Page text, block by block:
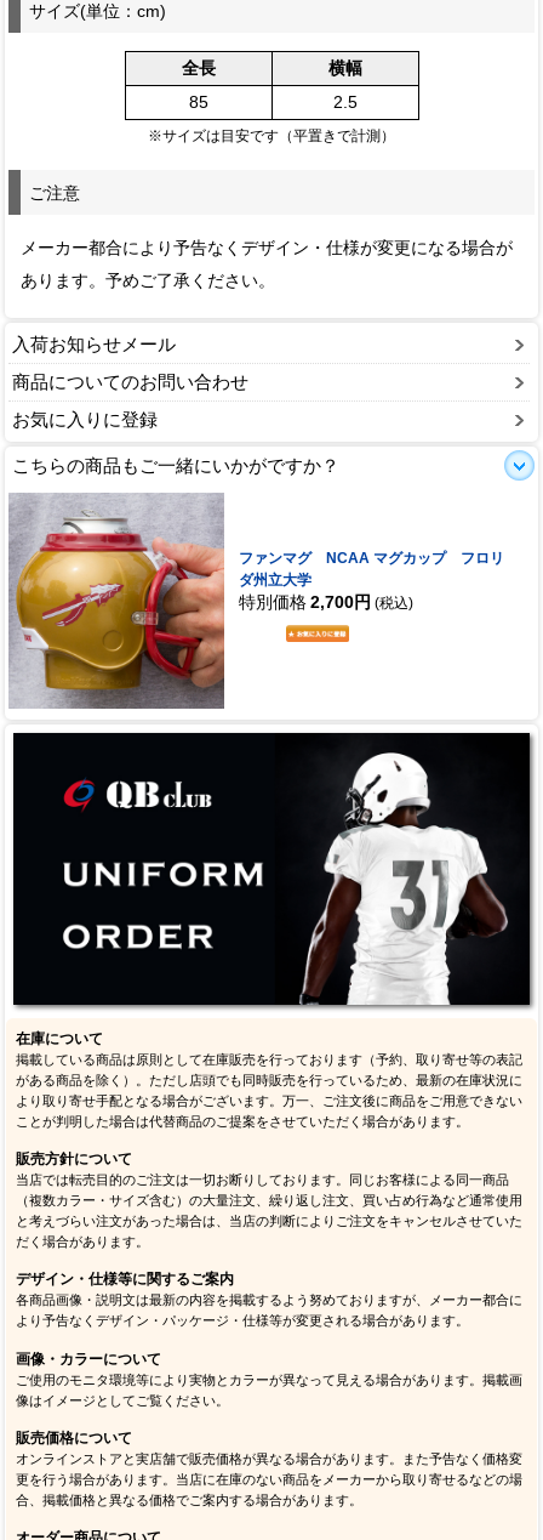
サイズ(単位：cm)
全長
横幅
85
2.5
※サイズは目安です（平置きで計測）
ご注意
メーカー都合により予告なくデザイン・仕様が変更になる場合が
あります。予めご了承ください。
入荷お知らせメール
商品についてのお問い合わせ
お気に入りに登録
こちらの商品もご一緒にいかがですか？
ファンマグ NCAA マグカップ フロリ
ダ州立大学
特別価格 2,700円 (税込)
在庫について
掲載している商品は原則として在庫販売を行っております（予約、取り寄せ等の表記
がある商品を除く）。ただし店頭でも同時販売を行っているため、最新の在庫状況に
より取り寄せ手配となる場合がございます。万一、ご注文後に商品をご用意できない
ことが判明した場合は代替商品のご提案をさせていただく場合があります。
販売方針について
当店では転売目的のご注文は一切お断りしております。同じお客様による同一商品
（複数カラー・サイズ含む）の大量注文、繰り返し注文、買い占め行為など通常使用
と考えづらい注文があった場合は、当店の判断によりご注文をキャンセルさせていた
だく場合があります。
デザイン・仕様等に関するご案内
各商品画像・説明文は最新の内容を掲載するよう努めておりますが、メーカー都合に
より予告なくデザイン・パッケージ・仕様等が変更される場合があります。
画像・カラーについて
ご使用のモニタ環境等により実物とカラーが異なって見える場合があります。掲載画
像はイメージとしてご覧ください。
販売価格について
オンラインストアと実店舗で販売価格が異なる場合があります。また予告なく価格変
更を行う場合があります。当店に在庫のない商品をメーカーから取り寄せるなどの場
合、掲載価格と異なる価格でご案内する場合があります。